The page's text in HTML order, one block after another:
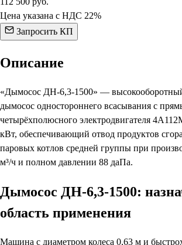
Цена указана с НДС 22%
Запросить КП
Описание
«Дымосос ДН-6,3-1500» —
дымосос одностороннего всасывания с
четырёхполюсного электродвигателя
кВт, обеспечивающий отвод продуктов
паровых котлов средней группы при
м³/ч и полном давлении 88 даПа.
Дымосос ДН-6,3-1500:
область применения
Машина с диаметром колеса 0,63 м и